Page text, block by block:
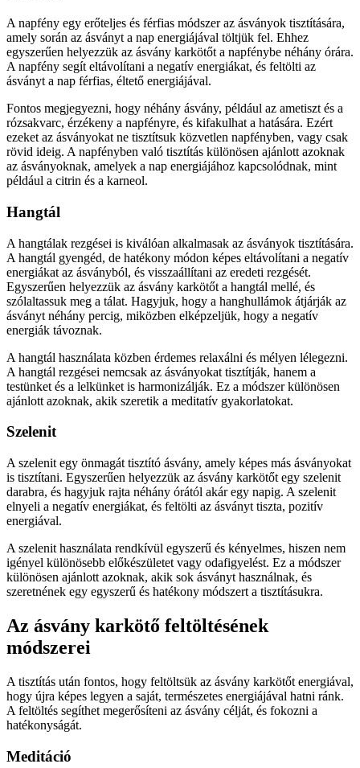
A napfény egy erőteljes és férfias módszer az ásványok tisztítására,
amely során az ásványt a nap energiájával töltjük fel. Ehhez
egyszerűen helyezzük az ásvány karkötőt a napfénybe néhány órára.
A napfény segít eltávolítani a negatív energiákat, és feltölti az
ásványt a nap férfias, éltető energiájával.
Fontos megjegyezni, hogy néhány ásvány, például az ametiszt és a
rózsakvarc, érzékeny a napfényre, és kifakulhat a hatására. Ezért
ezeket az ásványokat ne tisztítsuk közvetlen napfényben, vagy csak
rövid ideig. A napfényben való tisztítás különösen ajánlott azoknak
az ásványoknak, amelyek a nap energiájához kapcsolódnak, mint
például a citrin és a karneol.
Hangtál
A hangtálak rezgései is kiválóan alkalmasak az ásványok tisztítására.
A hangtál gyengéd, de hatékony módon képes eltávolítani a negatív
energiákat az ásványból, és visszaállítani az eredeti rezgését.
Egyszerűen helyezzük az ásvány karkötőt a hangtál mellé, és
szólaltassuk meg a tálat. Hagyjuk, hogy a hanghullámok átjárják az
ásványt néhány percig, miközben elképzeljük, hogy a negatív
energiák távoznak.
A hangtál használata közben érdemes relaxálni és mélyen lélegezni.
A hangtál rezgései nemcsak az ásványokat tisztítják, hanem a
testünket és a lelkünket is harmonizálják. Ez a módszer különösen
ajánlott azoknak, akik szeretik a meditatív gyakorlatokat.
Szelenit
A szelenit egy önmagát tisztító ásvány, amely képes más ásványokat
is tisztítani. Egyszerűen helyezzük az ásvány karkötőt egy szelenit
darabra, és hagyjuk rajta néhány órától akár egy napig. A szelenit
elnyeli a negatív energiákat, és feltölti az ásványt tiszta, pozitív
energiával.
A szelenit használata rendkívül egyszerű és kényelmes, hiszen nem
igényel különösebb előkészületet vagy odafigyelést. Ez a módszer
különösen ajánlott azoknak, akik sok ásványt használnak, és
szeretnének egy egyszerű és hatékony módszert a tisztításukra.
Az ásvány karkötő feltöltésének
módszerei
A tisztítás után fontos, hogy feltöltsük az ásvány karkötőt energiával,
hogy újra képes legyen a saját, természetes energiájával hatni ránk.
A feltöltés segíthet megerősíteni az ásvány célját, és fokozni a
hatékonyságát.
Meditáció